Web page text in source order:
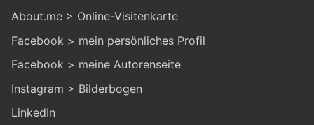
About.me > Online-Visitenkarte
Facebook > mein persönliches Profil
Facebook > meine Autorenseite
Instagram > Bilderbogen
LinkedIn